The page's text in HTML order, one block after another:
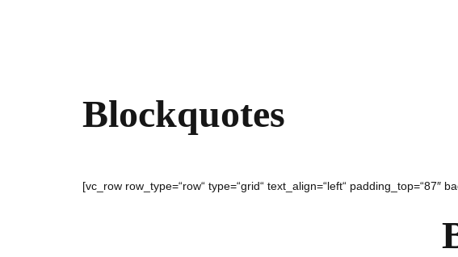
Blockquotes
[vc_row row_type=“row“ type=“grid“ text_align=“left“ padding_top=“87″